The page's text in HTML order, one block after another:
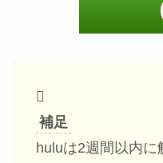
補足
huluは2週間以内